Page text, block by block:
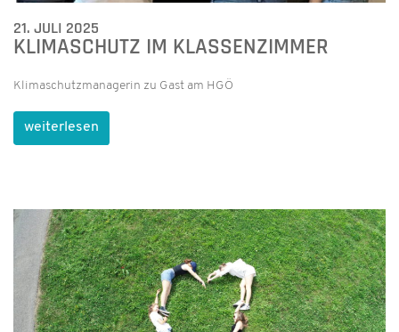
21. JULI 2025
KLIMASCHUTZ IM KLASSENZIMMER
Klimaschutzmanagerin zu Gast am HGÖ
weiterlesen